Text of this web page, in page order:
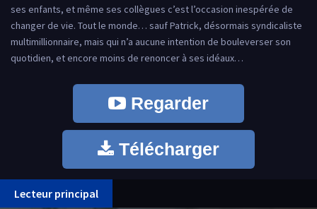
ses enfants, et même ses collègues c’est l’occasion inespérée de
changer de vie. Tout le monde… sauf Patrick, désormais syndicaliste
multimillionnaire, mais qui n’a aucune intention de bouleverser son
quotidien, et encore moins de renoncer à ses idéaux…
Regarder
Télécharger
Lecteur principal